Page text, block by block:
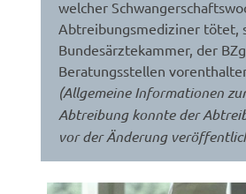
welcher
Abtreibungsmediziner tötet,
Bundesärztekammer, der
Beratungsstellen
(Allgemeine Informationen
Abtreibung konnte der
vor der Änderung